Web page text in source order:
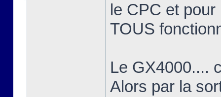
le CPC et pour
TOUS
Le GX4000....
Alors par la